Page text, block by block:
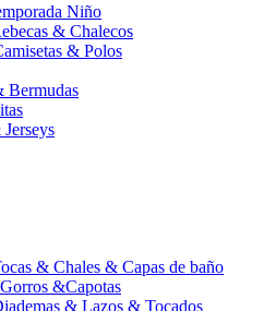
Niño
& Chalecos
& Polos
Bermudas
& Chales & Capas de baño
&Capotas
& Lazos & Tocados